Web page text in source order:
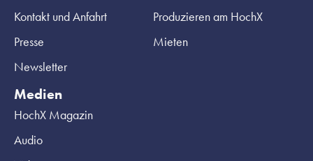
Kontakt und Anfahrt
Presse
Newsletter
Produzieren am HochX
Mieten
Medien
HochX Magazin
Audio